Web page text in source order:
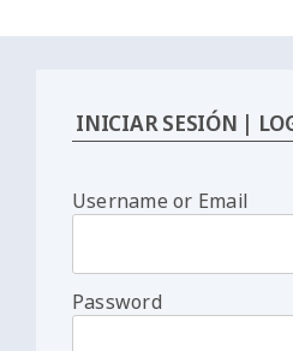
INICIAR SESIÓN |
Username or Email
Password